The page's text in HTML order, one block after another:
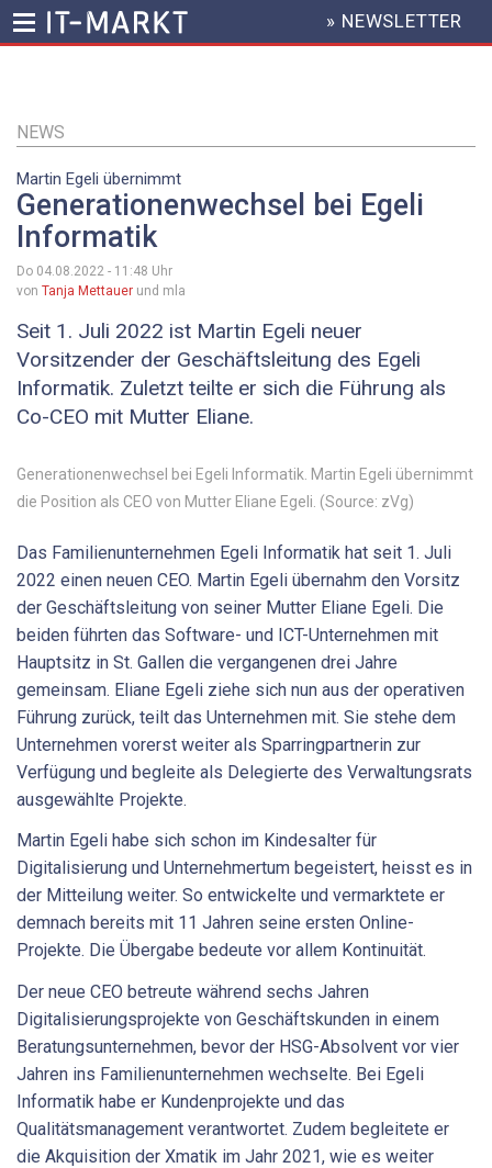
Inhalt
HEADER
MENU
» NEWSLETTER
NEWS
Martin Egeli übernimmt
Generationenwechsel bei Egeli
Informatik
Do 04.08.2022 - 11:48 Uhr
von Tanja Mettauer und mla
Seit 1. Juli 2022 ist Martin Egeli neuer
Vorsitzender der Geschäftsleitung des Egeli
Informatik. Zuletzt teilte er sich die Führung als
Co-CEO mit Mutter Eliane.
Generationenwechsel bei Egeli Informatik. Martin Egeli übernimmt
die Position als CEO von Mutter Eliane Egeli. (Source: zVg)
Das Familienunternehmen Egeli Informatik hat seit 1. Juli
2022 einen neuen CEO. Martin Egeli übernahm den Vorsitz
der Geschäftsleitung von seiner Mutter Eliane Egeli. Die
beiden führten das Software- und ICT-Unternehmen mit
Hauptsitz in St. Gallen die vergangenen drei Jahre
gemeinsam. Eliane Egeli ziehe sich nun aus der operativen
Führung zurück, teilt das Unternehmen mit. Sie stehe dem
Unternehmen vorerst weiter als Sparringpartnerin zur
Verfügung und begleite als Delegierte des Verwaltungsrats
ausgewählte Projekte.
Martin Egeli habe sich schon im Kindesalter für
Digitalisierung und Unternehmertum begeistert, heisst es in
der Mitteilung weiter. So entwickelte und vermarktete er
demnach bereits mit 11 Jahren seine ersten Online-
Projekte. Die Übergabe bedeute vor allem Kontinuität.
Der neue CEO betreute während sechs Jahren
Digitalisierungsprojekte von Geschäftskunden in einem
Beratungsunternehmen, bevor der HSG-Absolvent vor vier
Jahren ins Familienunternehmen wechselte. Bei Egeli
Informatik habe er Kundenprojekte und das
Qualitätsmanagement verantwortet. Zudem begleitete er
die Akquisition der Xmatik im Jahr 2021, wie es weiter